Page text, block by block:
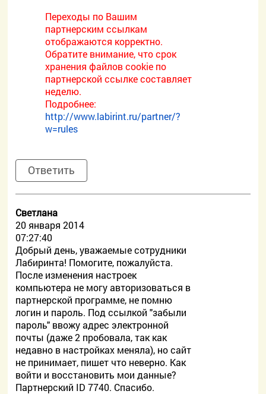
Переходы по Вашим
партнерским ссылкам
отображаются корректно.
Обратите внимание, что срок
хранения файлов cookie по
партнерской ссылке составляет
неделю.
Подробнее:
http://www.labirint.ru/partner/?
w=rules
Ответить
Светлана
20 января 2014
07:27:40
Добрый день, уважаемые сотрудники
Лабиринта! Помогите, пожалуйста.
После изменения настроек
компьютера не могу авторизоваться в
партнерской программе, не помню
логин и пароль. Под ссылкой "забыли
пароль" ввожу адрес электронной
почты (даже 2 пробовала, так как
недавно в настройках меняла), но сайт
не принимает, пишет что неверно. Как
войти и восстановить мои данные?
Партнерский ID 7740. Спасибо.